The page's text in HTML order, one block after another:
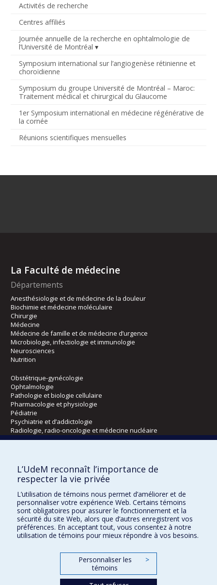
Activités de recherche
Centres affiliés
Journée annuelle de la recherche en ophtalmologie de
l’Université de Montréal
Symposium international sur l’angiogenèse rétinienne et
choroïdienne
Symposium du groupe Université de Montréal – Maroc:
Traitement médical et chirurgical du Glaucome
1er Symposium international en médecine régénérative de
la cornée
Réunions scientifiques mensuelles
La Faculté de médecine
Départements
Anesthésiologie et de médecine de la douleur
Biochimie et médecine moléculaire
Chirurgie
Médecine
Médecine de famille et de médecine d’urgence
Microbiologie, infectiologie et immunologie
Neurosciences
Nutrition
Obstétrique-gynécologie
Ophtalmologie
Pathologie et biologie cellulaire
Pharmacologie et physiologie
Pédiatrie
Psychiatrie et d’addictologie
Radiologie, radio-oncologie et médecine nucléaire
Kinésiologie et des sciences de l’activité physique
Orthophonie et audiologie
Réadaptation
Directions
DPC
CPASS
L’UdeM reconnaît l’importance de
respecter la vie privée
L’utilisation de témoins nous permet d’améliorer et de
personnaliser votre expérience Web. Certains témoins
sont obligatoires pour assurer le fonctionnement et la
sécurité du site Web, alors que d’autres enregistrent vos
préférences. En acceptant tout, vous consentez à notre
utilisation de témoins pour mieux répondre à vos besoins.
Personnaliser les
témoins
>